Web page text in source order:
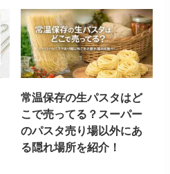
常温保存の生パスタはど
こで売ってる？スーパー
のパスタ売り場以外にあ
る隠れ場所を紹介！